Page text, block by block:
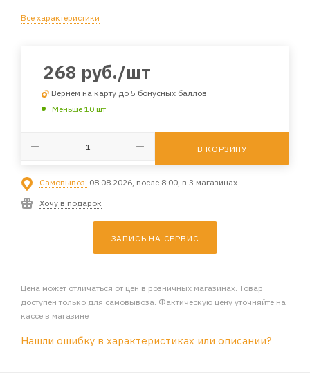
Все характеристики
268 руб./шт
Вернем на карту до 5 бонусных баллов
Меньше 10 шт
В КОРЗИНУ
Самовывоз: 08.08.2026, после 8:00, в 3 магазинах
Хочу в подарок
ЗАПИСЬ НА СЕРВИС
Цена может отличаться от цен в розничных магазинах. Товар
доступен только для самовывоза. Фактическую цену уточняйте на
кассе в магазине
Нашли ошибку в характеристиках или описании?